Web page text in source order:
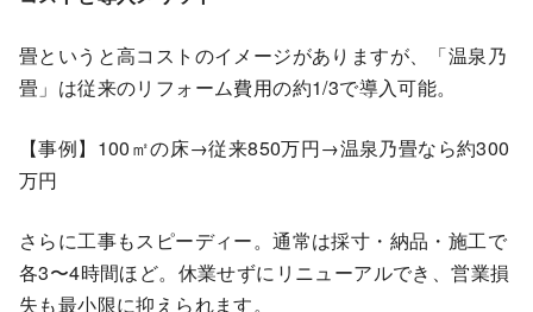
畳というと高コストのイメージがありますが、「温泉乃
畳」は従来のリフォーム費用の約1/3で導入可能。
【事例】100㎡の床→従来850万円→温泉乃畳なら約300
万円
さらに工事もスピーディー。通常は採寸・納品・施工で
各3〜4時間ほど。休業せずにリニューアルでき、営業損
失も最小限に抑えられます。